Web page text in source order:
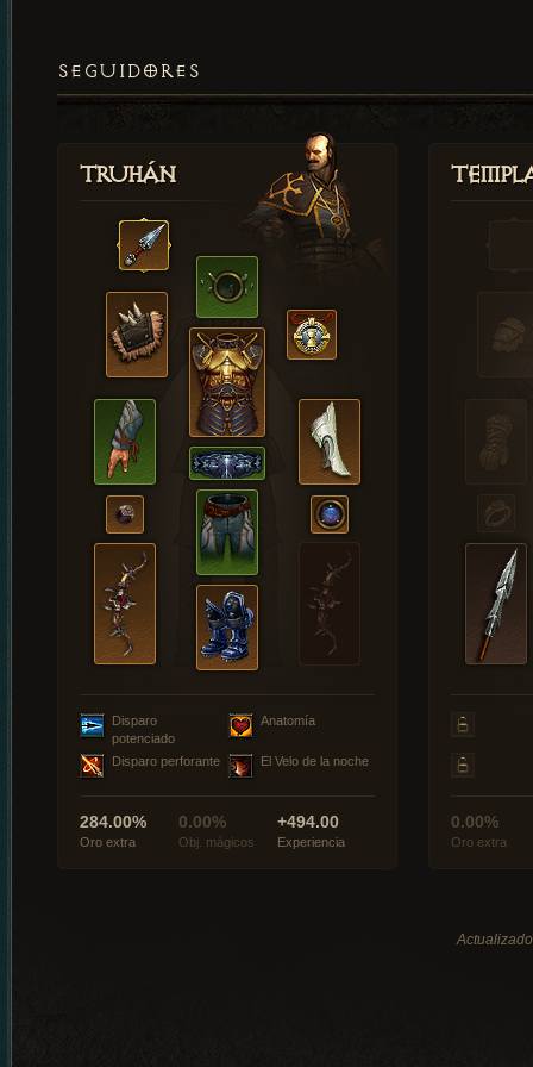
SEGUIDORES
Truhán
Disparo
potenciado
Anatomía
Disparo perforante El Velo de la noche
284.00%
Oro extra
0.00%
Obj. mágicos
+494.00
Experiencia
0.00%
Oro extra